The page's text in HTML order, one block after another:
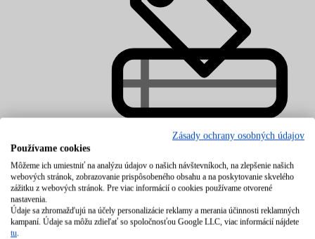
Lacný matrac
Zásady ochrany osobných údajov
Používame cookies
Môžeme ich umiestniť na analýzu údajov o našich návštevníkoch, na zlepšenie našich
webových stránok, zobrazovanie prispôsobeného obsahu a na poskytovanie skvelého
zážitku z webových stránok. Pre viac informácií o cookies používame otvorené
nastavenia.
Údaje sa zhromažďujú na účely personalizácie reklamy a merania účinnosti reklamných
kampaní. Údaje sa môžu zdieľať so spoločnosťou Google LLC, viac informácií nájdete
tu.